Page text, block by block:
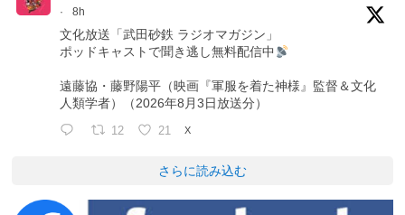
·
8h
文化放送「武田砂鉄 ラジオマガジン」
ポッドキャストで聞き逃し無料配信中
遠藤協・藤野陽平（映画『軍服を着た神様』監督＆文化
人類学者）（2026年8月3日放送分）
12 21 X
さらに読み込む